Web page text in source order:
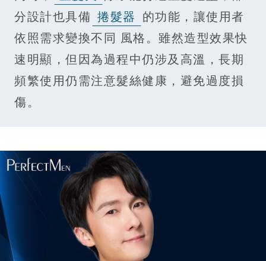
分設計也具備 捲髮器 的功能，讓使用者
依照需求變換不同 風格。雖然造型效果快
速明顯，但因為過程中仍涉及高溫，長期
頻繁使用仍需注意髮絲健康，避免過度損
傷。